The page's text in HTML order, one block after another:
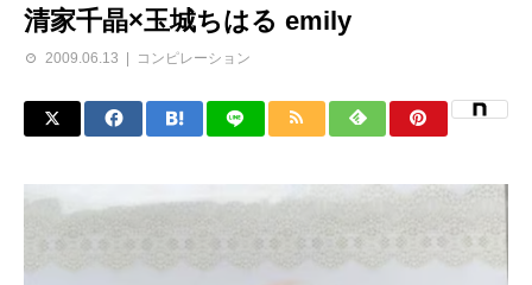
清家千晶×玉城ちはる emily
2009.06.13 コンピレーション